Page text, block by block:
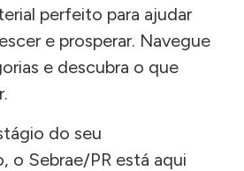
perfeito para ajudar
e prosperar. Navegue
e descubra o que
do seu
o Sebrae/PR está aqui